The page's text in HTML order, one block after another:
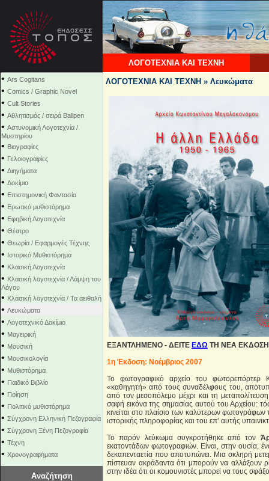
ΛΟΓΟΤΕΧΝΙΑ ΚΑΙ ΤΕΧΝΗ
• Ars Cogitans
• Comics / Graphic Novel
• Cult Stories
• Αθλητισμός / σειρά Ballpen
• Αστυνομική Λογοτεχνία /
Μυστηρίου
• Βιογραφίες
• Γελοιογραφίες
• Διηγήματα
• Δοκίμιο
• Επιστημονική Φαντασία
• Ερωτικό μυθιστόρημα
• Εφηβική Λογοτεχνία
• Θέατρο
• Θεωρία / Εφαρμογές Τέχνης
• Ιστορικό Μυθιστόρημα
• Κλασική Λογοτεχνία
• Κλασική λογοτεχνία / Λάμψη του
Λόγου
• Κλασική λογοτεχνία / Τα αειθαλή
• Λευκώματα
• Λογοτεχνικό Δοκίμιο
• Μαγειρική
• Μουσική
• Μουσικολογία
• Μυθιστόρημα
• Παιδικό Βιβλίο
• Ποίηση
• Πολιτικό μυθιστόρημα
• Σύγχρονη Ελληνική Πεζογραφία
• Σύγχρονη Ξένη Πεζογραφία
• Τέχνη
• Χρονογραφήματα
Αναζήτηση
ΛΟΓΟΤΕΧΝΙΑ ΚΑΙ ΤΕΧΝΗ » Λευκώματα
ΕΞΑΝΤΛΗΜΕΝΟ - ΔΕΙΤΕ ΕΔΩ ΤΗ ΝΕΑ
1η Έκδοση: Νοέμβριος 2007
To φωτογραφικό αρχείο του φωτορεπόρτερ
«καθηγητή» από τους συναδέλφους του,
από τον μεσοπόλεμο μέχρι και τη
σαφή εικόνα της σημασίας αυτού του Αρχείου:
κινείται στο πλαίσιο των καλύτερων
ιστορικής πληροφορίας και του επ’ αυτής
Το παρόν λεύκωμα συγκροτήθηκε από τον
εκατοντάδων φωτογραφιών. Είναι, στην ουσία,
δεκαπενταετία που αποτυπώνει. Μια σκληρή
πίστευαν ακράδαντα ότι μπορούν να αλλάξουν
στην ιδέα ότι οι κομουνιστές μπορεί να τους